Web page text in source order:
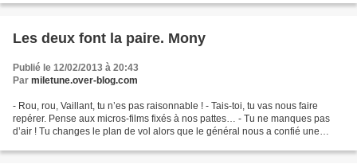
Les deux font la paire. Mony
Publié le 12/02/2013 à 20:43
Par miletune.over-blog.com
- Rou, rou, Vaillant, tu n’es pas raisonnable ! - Tais-toi, tu vas nous faire
repérer. Pense aux micros-films fixés à nos pattes… - Tu ne manques pas
d’air ! Tu changes le plan de vol alors que le général nous a confié une